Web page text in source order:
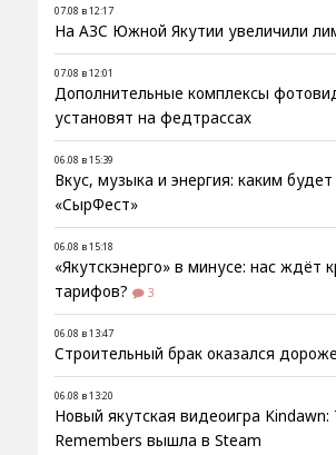
07.08 в 12:17
На АЗС Южной Якутии увеличили
07.08 в 12:01
Дополнительные комплексы
установят на федтрассах
06.08 в 15:39
Вкус, музыка и энергия: каким
«СырФест»
06.08 в 15:18
«Якутскэнерго» в минусе: нас ждёт
тарифов?
3
06.08 в 13:47
Строительный брак оказался
06.08 в 13:20
Новый якутская видеоигра Kindawn:
Remembers вышла в Steam